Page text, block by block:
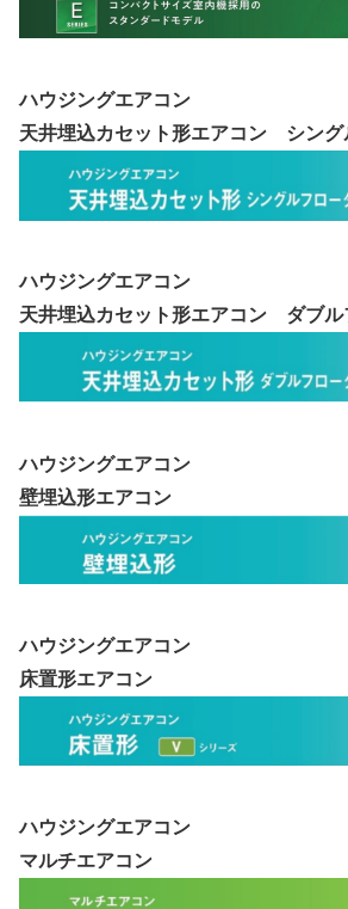
ハウジングエアコン
天井埋込カセット形エアコン シング
ハウジングエアコン
天井埋込カセット形エアコン ダブル
ハウジングエアコン
壁埋込形エアコン
ハウジングエアコン
床置形エアコン
ハウジングエアコン
マルチエアコン